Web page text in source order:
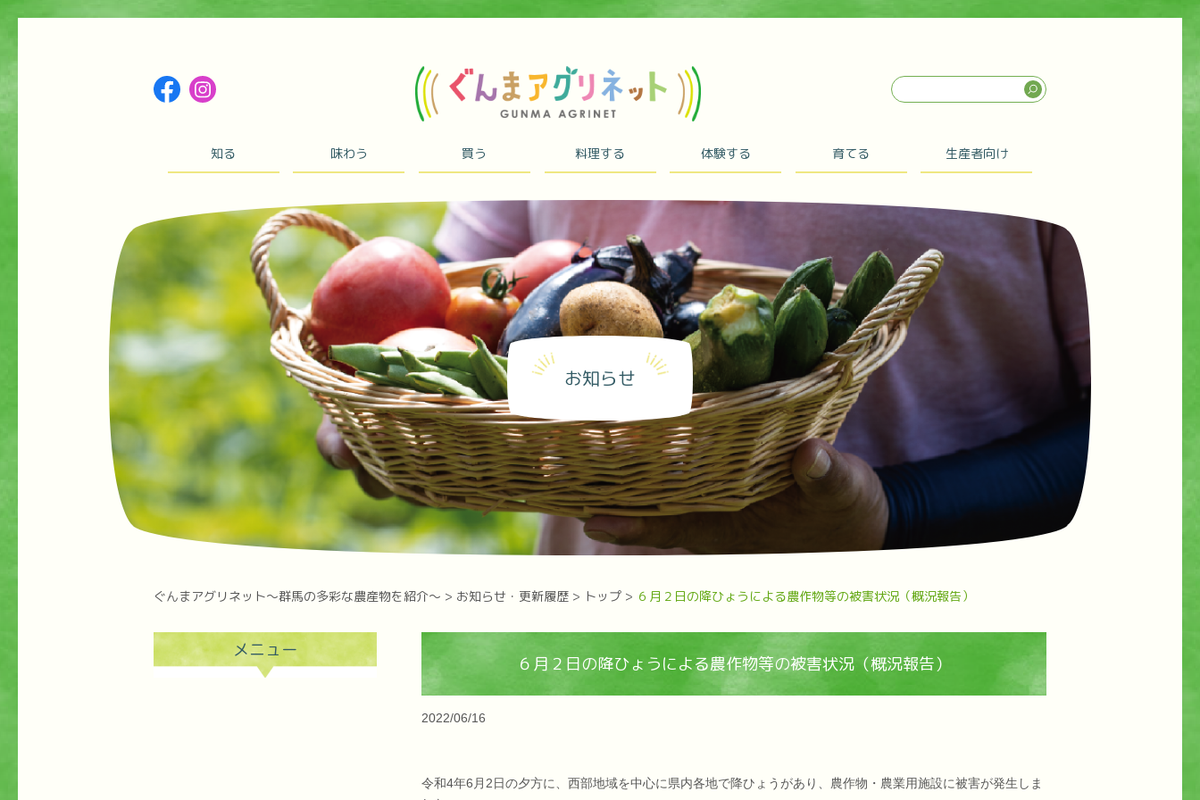
知る 味わう 買う 料理する 体験する 育てる 生産者向け
お知らせ
ぐんまアグリネット～群馬の多彩な農産物を紹介～ > お知らせ・更新履歴 > トップ > ６月２日の降ひょうによる農作物等の被害状況（概況報告）
メニュー
６月２日の降ひょうによる農作物等の被害状況（概況報告）
2022/06/16
令和4年6月2日の夕方に、西部地域を中心に県内各地で降ひょうがあり、農作物・農業用施設に被害が発生しま